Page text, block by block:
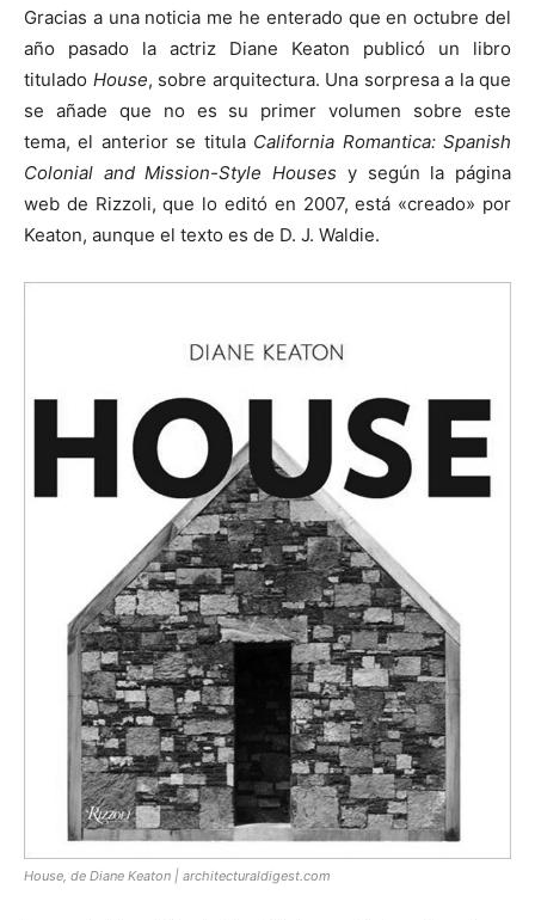
Gracias a una noticia me he enterado que en octubre del
año pasado la actriz Diane Keaton publicó un libro
titulado House, sobre arquitectura. Una sorpresa a la que
se añade que no es su primer volumen sobre este
tema, el anterior se titula California Romantica: Spanish
Colonial and Mission-Style Houses y según la página
web de Rizzoli, que lo editó en 2007, está «creado» por
Keaton, aunque el texto es de D. J. Waldie.
House, de Diane Keaton | architecturaldigest.com